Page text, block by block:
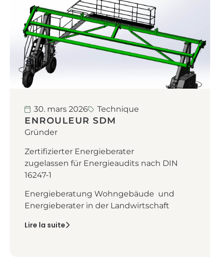
30. mars 2026 Technique
ENROULEUR SDM
Gründer
Zertifizierter Energieberater
zugelassen für Energieaudits nach DIN
16247-1
Energieberatung Wohngebäude und
Energieberater in der Landwirtschaft
Lire la suite